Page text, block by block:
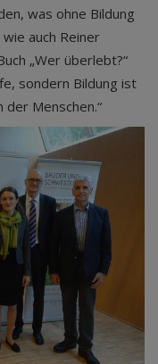
was ohne Bildung
auch Reiner
„Wer überlebt?“
sondern Bildung ist
Menschen.“